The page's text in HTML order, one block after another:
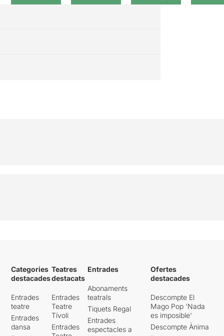
Categories
destacades
Entrades
teatre
Entrades
dansa
Teatres
destacats
Entrades
Teatre
Tívoli
Entrades
Entrades
Abonaments
teatrals
Tiquets Regal
Entrades
espectacles a
Ofertes
destacades
Descompte El
Mago Pop 'Nada
es imposible'
Descompte Ànima